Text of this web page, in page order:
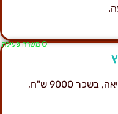
Ο משרה פעילה
דרושים מאבטחים/ות לבקרת כניסה ויציאה, בשכר 9000 ש"ח,